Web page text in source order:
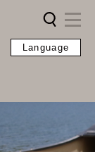
Language